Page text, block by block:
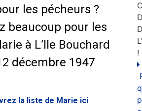
les pécheurs ?
beaucoup pour les
à L’Ile Bouchard
décembre 1947
la liste de Marie ici
!